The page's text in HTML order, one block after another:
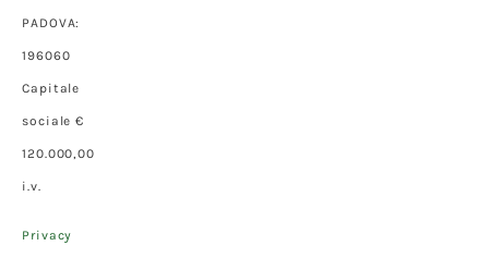
PADOVA:
196060
Capitale
sociale €
120.000,00
i.v.
Privacy